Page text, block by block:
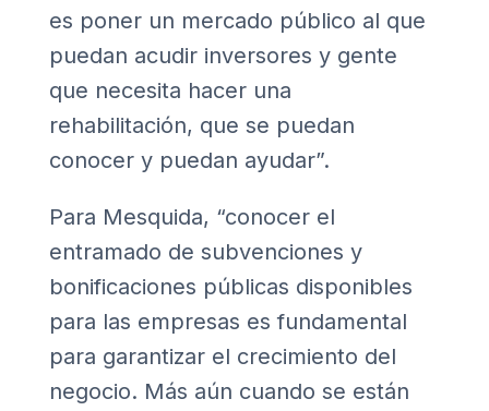
es poner un mercado público al que
puedan acudir inversores y gente
que necesita hacer una
rehabilitación, que se puedan
conocer y puedan ayudar”.
Para Mesquida, “conocer el
entramado de subvenciones y
bonificaciones públicas disponibles
para las empresas es fundamental
para garantizar el crecimiento del
negocio. Más aún cuando se están